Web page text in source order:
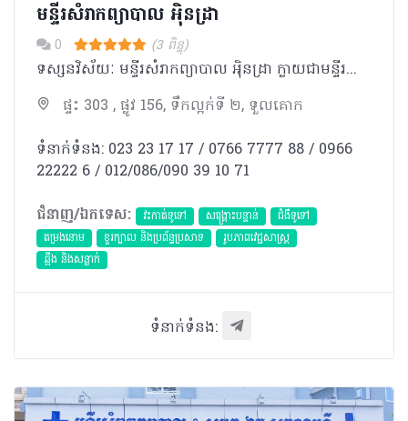
មន្ទីរសំរាកព្យាបាល អុិនដ្រា
0 (3 ពិន្ទុ)
ទស្សនវិស័យៈ មន្ទីរសំរាកព្យាបាល អុិនដ្រា ក្លាយជាមន្ទីរពេទ្យ ជំរើសដ៏ល្អបំផុត ប្រកបដោយទំនុកចិត្ត សំរាប់ប្រជាជនកម្ពុជា និងជនបរទេស។ បេសកកម្មៈ មន្ទីរសំរាកព្យាបាល អុិនដ្រា ខិតខំប្រឹងប្រែងដើម្បីផ្ដល់នូវ ការថែទាំនិងការព្យាបាល ដែលមានគុណភាពអន្តរជាតិ ដោយក្រុម គ្រូពេទ្យជំនាញ ជាមួយសេវាកម្មល្អឥតខ្ចោះ សម្រាប់បំពេញសេចក្តីត្រូវការរបស់អតិថិជន ។ ការប្តេជ្ញាចិត្តរបស់យើងមានដូចខាងក្រោម: - ផ្ដល់នូវសេវាវេជ្ជសាស្រ្តដែលមានគុណភាពខ្ពស់ដោយគោរពបានតាមបទដ្ឋានអន្តរជាតិ។ -ប្រកាន់ខ្ជាប់នូវតម្លៃនិងក្រមសីលធម៍ វេជ្ជសាស្ត្រ និងសិល្បៈនៃការព្យាបាល ប្រើប្រាស់នូវបច្ចេកវិទ្យាខ្ពស់បំផុត រួមជាមួយនិងឧបករណ៍វេជ្ជសាស្រ្ត ទំនើបទាន់សម័យ។ -អភិវឌ្ឍន៍ចំណេះដឹងវេជ្ជសាស្ត្របន្ថែមដោយការចូលរួមវគ្គបណ្តុះបណ្តាលវេជ្ជសាស្រ្តបន្ត និងការចូលលរួម សិក្ខាសាលា ឬសន្និសិទក្នុងតំបន់ និងអន្ដរជាតិ។ -លើកតម្កើងនិងកែលំអរគុណភាពនៃជីវិតនិងការថែទាំដល់អ្នកជំងឺរបស់យើងនៅទូទាំងប្រទេសកម្ពុជា។
ផ្ទះ 303 , ផ្លូវ 156, ទឹកល្អក់ទី ២, ទួលគោក
ទំនាក់ទំនង: 023 23 17 17 / 0766 7777 88 / 0966
22222 6 / 012/086/090 39 10 71
ជំនាញ/ឯកទេស:
វះកាត់ទូទៅ សង្គ្រោះបន្ទាន់
ជំងឺទូទៅ
តម្រងនោម
ខួរក្បាល និងប្រព័ន្ធប្រសាទ
​រូបភាពវេជ្ជសាស្រ្ត
ឆ្អឹង និងសន្លាក់
ទំនាក់ទំនង: